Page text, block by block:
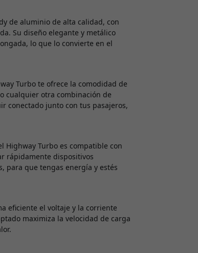
de aluminio de alta calidad, con
Su diseño elegante y metálico
lo que lo convierte en el
Turbo te ofrece la comodidad de
cualquier otra combinación de
conectado junto con tus pasajeros,
Highway Turbo es compatible con
rápidamente dispositivos
para que tengas energía y estés
eficiente el voltaje y la corriente
maximiza la velocidad de carga